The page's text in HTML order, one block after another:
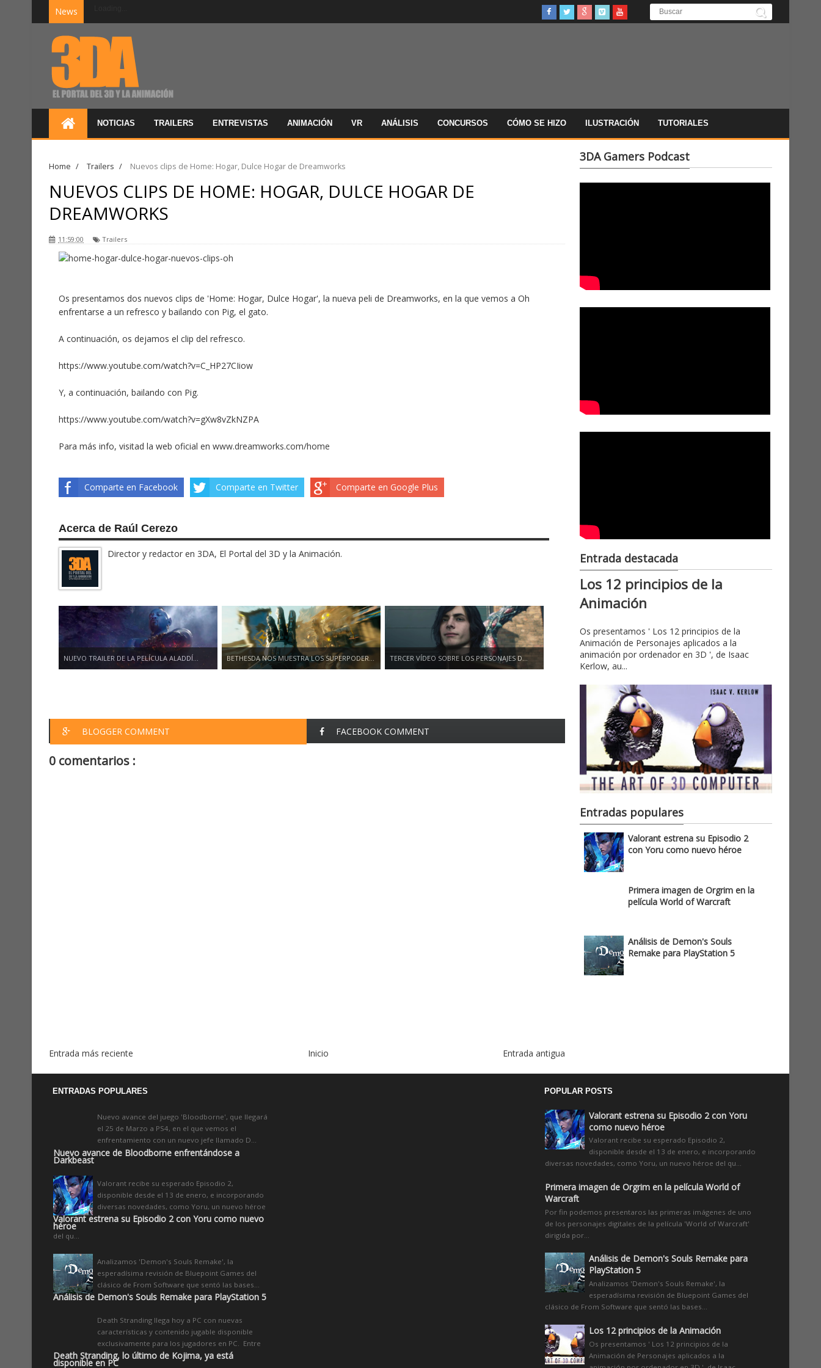
News
NOTICIAS TRAILERS ENTREVISTAS ANIMACIÓN VR ANÁLISIS CONCURSOS CÓMO SE HIZO ILUSTRACIÓN TUTORIALES
Home / Trailers / Nuevos clips de Home: Hogar, Dulce Hogar de Dreamworks
NUEVOS CLIPS DE HOME: HOGAR, DULCE HOGAR DE
DREAMWORKS
11:59:00 Trailers
Os presentamos dos nuevos clips de 'Home: Hogar, Dulce Hogar', la nueva peli de Dreamworks, en la que vemos a Oh
enfrentarse a un refresco y bailando con Pig, el gato.
A continuación, os dejamos el clip del refresco.
https://www.youtube.com/watch?v=C_HP27CIiow
Y, a continuación, bailando con Pig.
https://www.youtube.com/watch?v=gXw8vZkNZPA
Para más info, visitad la web oficial en www.dreamworks.com/home
Comparte en Facebook Comparte en Twitter Comparte en Google Plus
Acerca de Raúl Cerezo
Director y redactor en 3DA, El Portal del 3D y la Animación.
NUEVO TRAILER DE LA PELÍCULA ALADDÍ... BETHESDA NOS MUESTRA LOS SUPERPODER... TERCER VÍDEO SOBRE LOS PERSONAJES D...
BLOGGER COMMENT FACEBOOK COMMENT
0 comentarios :
Entrada más reciente Entrada antigua
Inicio
3DA Gamers Podcast
Entrada destacada
Los 12 principios de la
Animación
Os presentamos ' Los 12 principios de la
Animación de Personajes aplicados a la
animación por ordenador en 3D ', de Isaac
Kerlow, au...
Entradas populares
Valorant estrena su Episodio 2
con Yoru como nuevo héroe
Primera imagen de Orgrim en la
película World of Warcraft
Análisis de Demon's Souls
Remake para PlayStation 5
ENTRADAS POPULARES
Nuevo avance de Bloodborne enfrentándose a
Darkbeast
Nuevo avance del juego 'Bloodborne', que llegará
el 25 de Marzo a PS4, en el que vemos el
enfrentamiento con un nuevo jefe llamado D...
Valorant estrena su Episodio 2 con Yoru como nuevo
héroe
Valorant recibe su esperado Episodio 2,
disponible desde el 13 de enero, e incorporando
diversas novedades, como Yoru, un nuevo héroe
del qu...
Análisis de Demon's Souls Remake para PlayStation 5
Analizamos 'Demon's Souls Remake', la
esperadísima revisión de Bluepoint Games del
clásico de From Software que sentó las bases...
Death Stranding, lo último de Kojima, ya está
disponible en PC
Death Stranding llega hoy a PC con nuevas
características y contenido jugable disponible
exclusivamente para los jugadores en PC. Entre
POPULAR POSTS
Valorant estrena su Episodio 2 con Yoru
como nuevo héroe
Valorant recibe su esperado Episodio 2,
disponible desde el 13 de enero, e incorporando
diversas novedades, como Yoru, un nuevo héroe del qu...
Primera imagen de Orgrim en la película World of
Warcraft
Por fin podemos presentaros las primeras imágenes de uno
de los personajes digitales de la película 'World of Warcraft'
dirigida por...
Análisis de Demon's Souls Remake para
PlayStation 5
Analizamos 'Demon's Souls Remake', la
esperadísima revisión de Bluepoint Games del
clásico de From Software que sentó las bases...
Los 12 principios de la Animación
Os presentamos ' Los 12 principios de la
Animación de Personajes aplicados a la